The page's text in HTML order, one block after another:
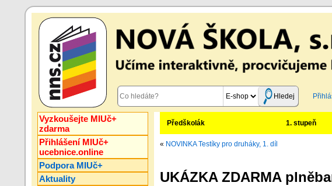
Hledej
Vyzkoušejte MIUč+
zdarma
Přihlášení MIUč+
ucebnice.online
Podpora MIUč+
Aktuality
Předškolák 1. stupeň
« NOVINKA Testíky pro druháky, 1. díl
UKÁZKA ZDARMA